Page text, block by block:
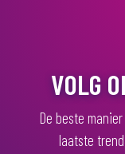
VOLG
De beste
laatste